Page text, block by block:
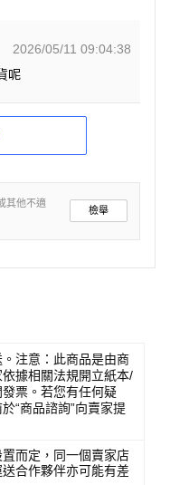
2026/05/11 09:04:38
呢
其他不適
檢舉
注意：此商品是由商
據相關法規開立紙本/
票。若您有任何疑
“商品諮詢”向賣家提
而定，同一個賣家店
合作夥伴亦可能有差